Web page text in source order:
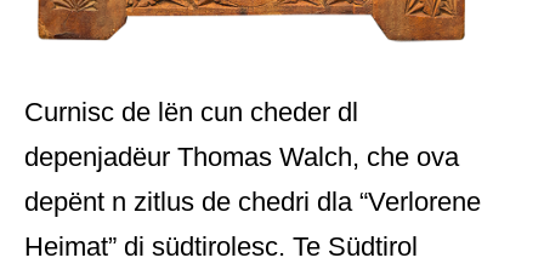
Curnisc de lën cun cheder dl
depenjadëur Thomas Walch, che ova
depënt n zitlus de chedri dla “Verlorene
Heimat” di südtirolesc. Te Südtirol